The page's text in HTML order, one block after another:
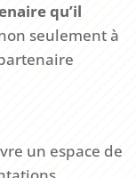
qu’il
seulement à
un espace de